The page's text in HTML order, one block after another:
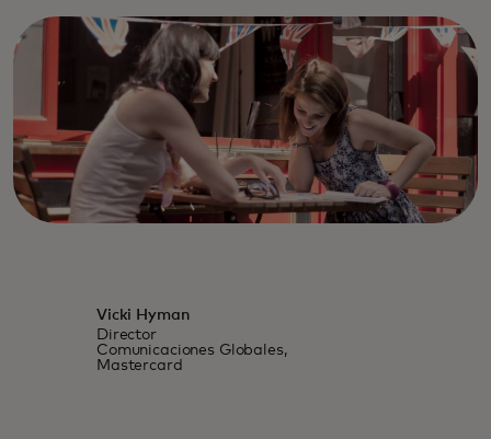
Vicki Hyman
Director
Comunicaciones Globales,
Mastercard